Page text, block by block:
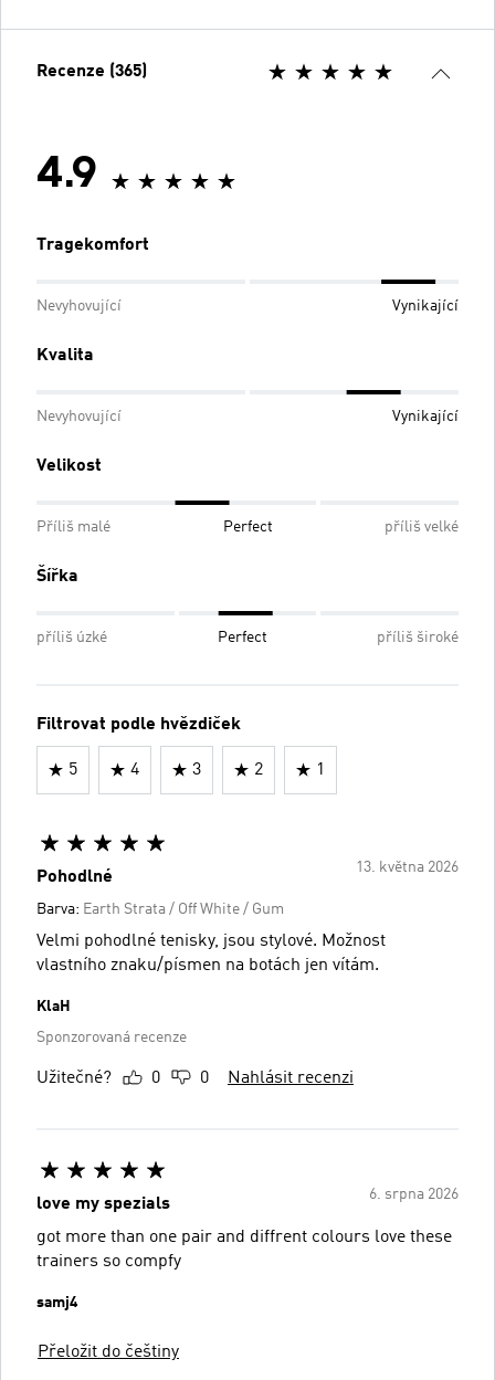
Recenze (365)
4.9
Tragekomfort
Nevyhovující Vynikající
Kvalita
Nevyhovující Vynikající
Velikost
Příliš malé Perfect příliš velké
Šířka
příliš úzké Perfect příliš široké
Filtrovat podle hvězdiček
5 4 3 2 1
13. května 2026
Pohodlné
Barva: Earth Strata / Off White / Gum
Velmi pohodlné tenisky, jsou stylové. Možnost
vlastního znaku/písmen na botách jen vítám.
KlaH
Sponzorovaná recenze
Užitečné? 0 0 Nahlásit recenzi
6. srpna 2026
love my spezials
got more than one pair and diffrent colours love these
trainers so compfy
samj4
Přeložit do češtiny